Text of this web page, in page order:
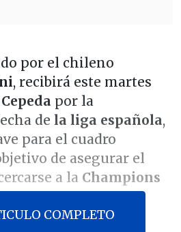
por el chileno
, recibirá este martes
por la
de la liga española,
para el cuadro
de asegurar el
a la Champions
COMPLETO